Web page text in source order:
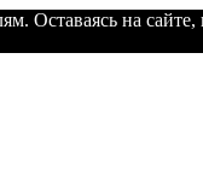
Оставаясь на